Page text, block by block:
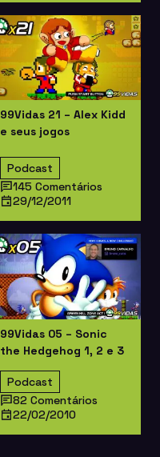
99Vidas 21 – Alex Kidd
e seus jogos
Podcast
145 Comentários
29/12/2011
99Vidas 05 – Sonic
the Hedgehog 1, 2 e 3
Podcast
82 Comentários
22/02/2010